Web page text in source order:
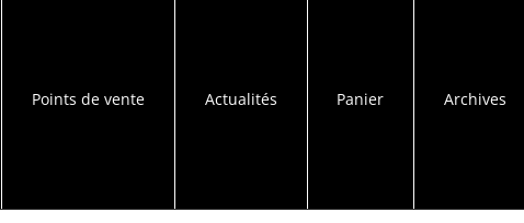
Points de vente Actualités Panier Archives